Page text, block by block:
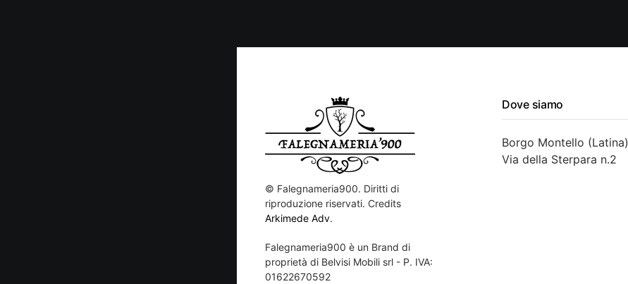
© Falegnameria900. Diritti di
riproduzione riservati. Credits
Arkimede Adv.
Falegnameria900 è un Brand di
proprietà di Belvisi Mobili srl - P. IVA:
01622670592
Dove siamo
Borgo Montello (Latina)
Via della Sterpara n.2